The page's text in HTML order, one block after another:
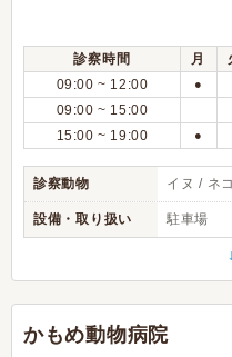
診察時間 月
09:00 ~ 12:00
●
09:00 ~ 15:00
15:00 ~ 19:00 ●
診察動物 イヌ / ネコ
設備・取り扱い 駐車場
↓
かもめ動物病院